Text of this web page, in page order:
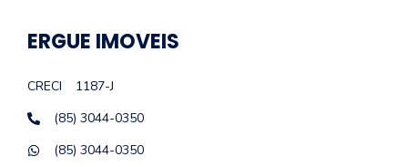
ERGUE IMOVEIS
CRECI
1187-J
(85) 3044-0350
(85) 3044-0350